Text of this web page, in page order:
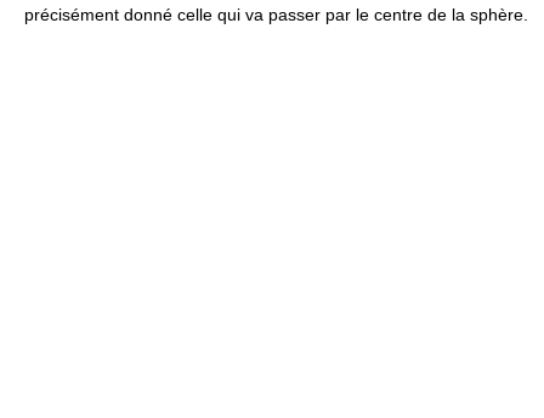
précisément donné celle qui va passer par le centre de la sphère.